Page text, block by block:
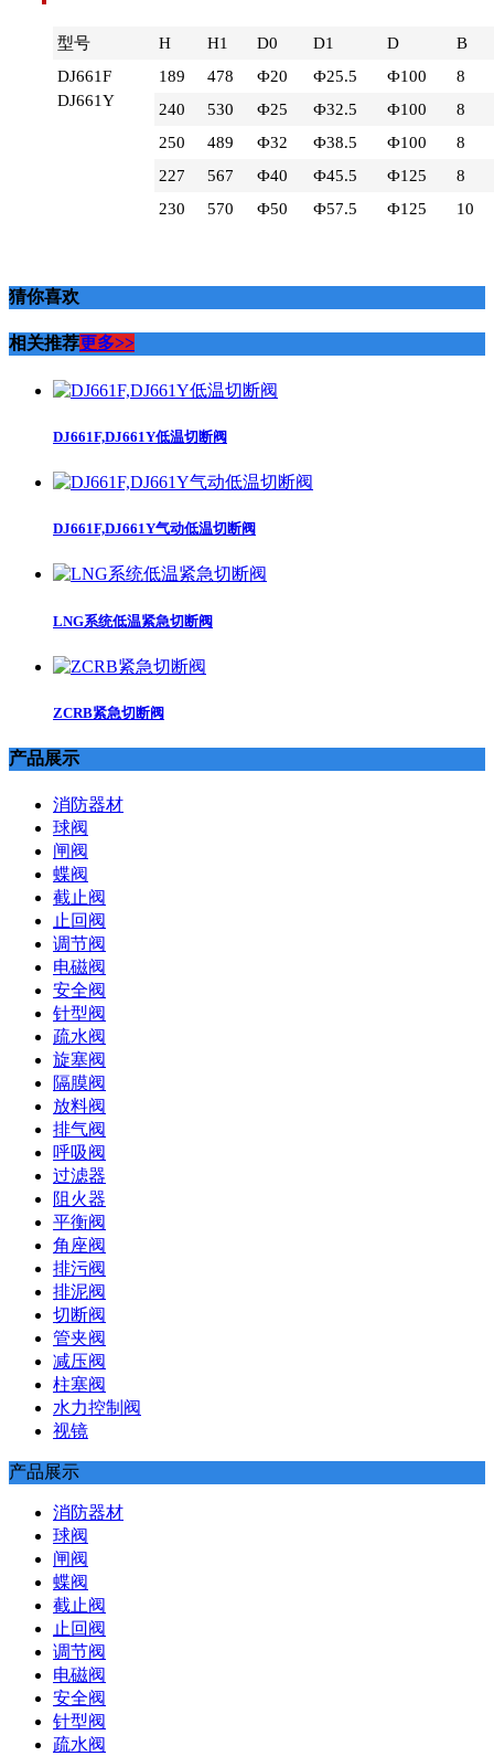
型号 H H1 D0 D1 D
B
DJ661F
DJ661Y
189 478 Ф20 Ф25.5 Ф100
8
240
530 Ф25 Ф32.5 Ф100
8
250
489 Ф32 Ф38.5 Ф100
8
227
567 Ф40 Ф45.5 Ф125
8
230
570 Ф50 Ф57.5 Ф125 10
猜你喜欢
相关推荐更多>>
DJ661F,DJ661Y低温切断阀
DJ661F,DJ661Y气动低温切断阀
LNG系统低温紧急切断阀
ZCRB紧急切断阀
产品展示
消防器材
球阀
闸阀
蝶阀
截止阀
止回阀
调节阀
电磁阀
安全阀
针型阀
疏水阀
旋塞阀
隔膜阀
放料阀
排气阀
呼吸阀
过滤器
阻火器
平衡阀
角座阀
排污阀
排泥阀
切断阀
管夹阀
减压阀
柱塞阀
水力控制阀
视镜
产品展示
消防器材
球阀
闸阀
蝶阀
截止阀
止回阀
调节阀
电磁阀
安全阀
针型阀
疏水阀